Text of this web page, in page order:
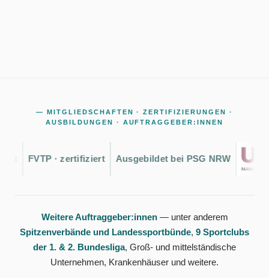
— MITGLIEDSCHAFTEN · ZERTIFIZIERUNGEN ·
AUSBILDUNGEN · AUFTRAGGEBER:INNEN
· zertifiziert Ausgebildet bei PSG NRW
Weitere Auftraggeber:innen— unter anderem
Spitzenverbände und Landessportbünde, 9 Sportclubs
der 1. & 2. Bundesliga, Groß- und mittelständische
Unternehmen, Krankenhäuser und weitere.